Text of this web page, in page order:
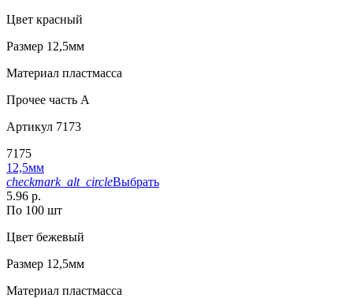
Цвет красный
Размер 12,5мм
Материал пластмасса
Прочее часть A
Артикул 7173
7175
12,5мм
checkmark_alt_circleВыбрать
5.96 р.
По 100 шт
Цвет бежевый
Размер 12,5мм
Материал пластмасса